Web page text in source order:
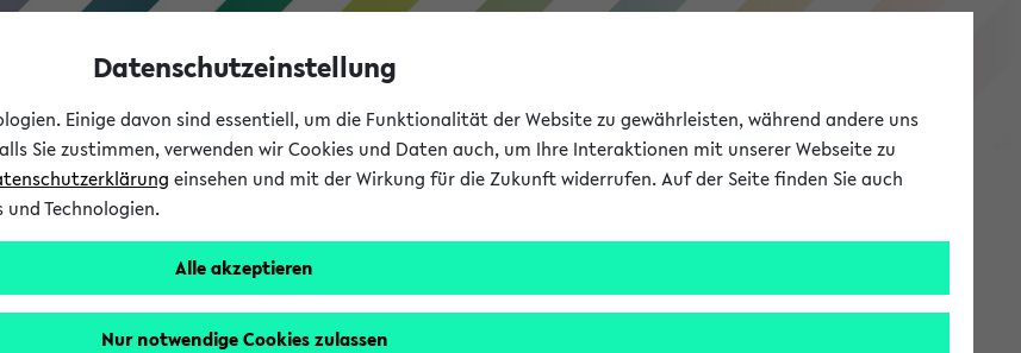
eKVV
Datenschutzeinstellung
Einige davon sind essentiell, um die Funktionalität der Website zu gewährleisten, während andere uns
Sie zustimmen, verwenden wir Cookies und Daten auch, um Ihre Interaktionen mit unserer Webseite zu
einsehen und mit der Wirkung für die Zukunft widerrufen. Auf der Seite finden Sie auch
Technologien.
Alle akzeptieren
Nur notwendige Cookies zulassen